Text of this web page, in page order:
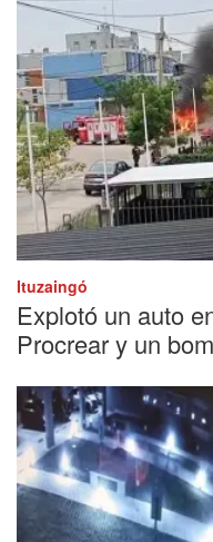
Ituzaingó
Explotó un auto
Procrear y un